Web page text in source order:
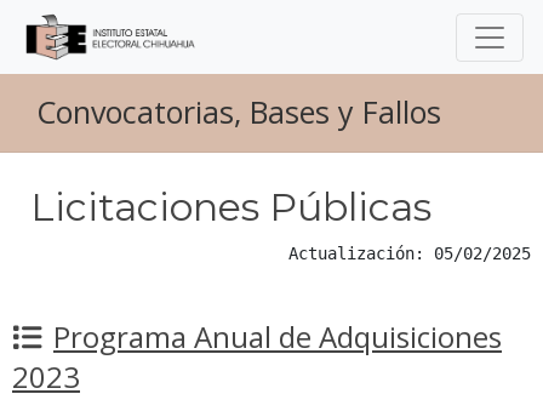
Convocatorias, Bases y Fallos
Licitaciones Públicas
Actualización: 05/02/2025
Programa Anual de Adquisiciones
2023